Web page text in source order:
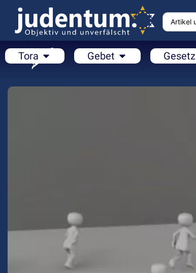
Tora Gebet Gesetz